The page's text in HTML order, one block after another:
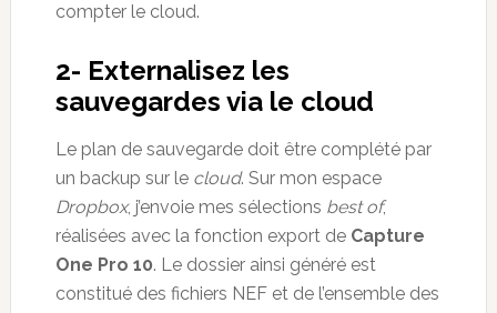
compter le cloud.
2- Externalisez les
sauvegardes via le cloud
Le plan de sauvegarde doit être complété par
un backup sur le cloud. Sur mon espace
Dropbox, j’envoie mes sélections best of,
réalisées avec la fonction export de Capture
One Pro 10. Le dossier ainsi généré est
constitué des fichiers NEF et de l’ensemble des